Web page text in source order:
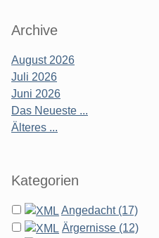
Archive
August 2026
Juli 2026
Juni 2026
Das Neueste ...
Älteres ...
Kategorien
Angedacht (17)
Ärgernisse (12)